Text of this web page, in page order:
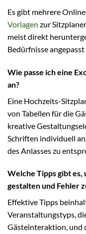
Es gibt mehrere
Vorlagen zur
meist direkt
Bedürfnisse
Wie passe ich eine
an?
Eine Hochzeits-
von Tabellen für die
kreative
Schriften individuell
des Anlasses zu
Welche Tipps gibt
gestalten und Fehler
Effektive Tipps
Veranstaltungstyps,
Gästeinteraktion, und